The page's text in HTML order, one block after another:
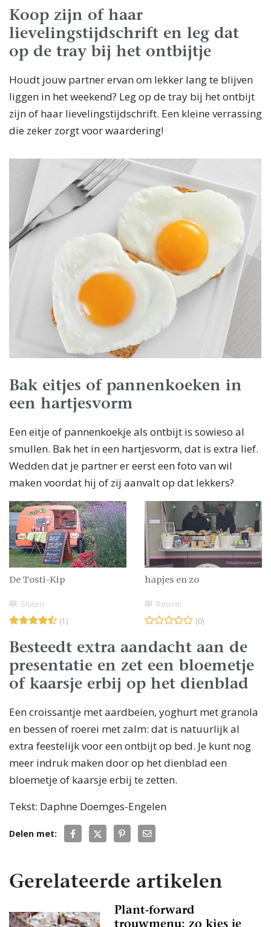
Koop zijn of haar
lievelingstijdschrift en leg dat
op de tray bij het ontbijtje
Houdt jouw partner ervan om lekker lang te blijven
liggen in het weekend? Leg op de tray bij het ontbijt
zijn of haar lievelingstijdschrift. Een kleine verrassing
die zeker zorgt voor waardering!
Bak eitjes of pannenkoeken in
een hartjesvorm
Een eitje of pannenkoekje als ontbijt is sowieso al
smullen. Bak het in een hartjesvorm, dat is extra lief.
Wedden dat je partner er eerst een foto van wil
maken voordat hij of zij aanvalt op dat lekkers?
De Tosti-Kip
Sloten
(1)
hapjes en zo
Reusel
(0)
Besteedt extra aandacht aan de
presentatie en zet een bloemetje
of kaarsje erbij op het dienblad
Een croissantje met aardbeien, yoghurt met granola
en bessen of roerei met zalm: dat is natuurlijk al
extra feestelijk voor een ontbijt op bed. Je kunt nog
meer indruk maken door op het dienblad een
bloemetje of kaarsje erbij te zetten.
Tekst: Daphne Doemges-Engelen
Delen met:
Gerelateerde artikelen
Plant-forward